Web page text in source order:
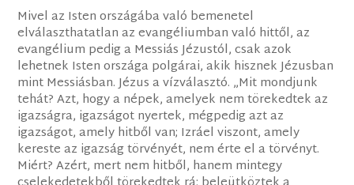
Mivel az Isten országába való bemenetel
elválaszthatatlan az evangéliumban való hittől, az
evangélium pedig a Messiás Jézustól, csak azok
lehetnek Isten országa polgárai, akik hisznek Jézusban
mint Messiásban. Jézus a vízválasztó. „Mit mondjunk
tehát? Azt, hogy a népek, amelyek nem törekedtek az
igazságra, igazságot nyertek, mégpedig azt az
igazságot, amely hitből van; Izráel viszont, amely
kereste az igazság törvényét, nem érte el a törvényt.
Miért? Azért, mert nem hitből, hanem mintegy